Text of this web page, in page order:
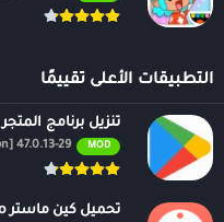
التطبيقات الأعلى تقييمًا
تنزيل برنامج المتجر play
MOD
47.0.13-29 MOD APK [No Root/All Devices/Full Version]
تحميل كين ماستر Kine Master Pro مهكر